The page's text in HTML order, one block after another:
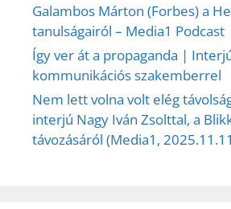
Galambos Márton (Forbes) a
tanulságairól – Media1 Podcast
Így ver át a propaganda |
kommunikációs szakemberrel
Nem lett volna volt elég
interjú Nagy Iván Zsolttal, a
távozásáról (Media1,